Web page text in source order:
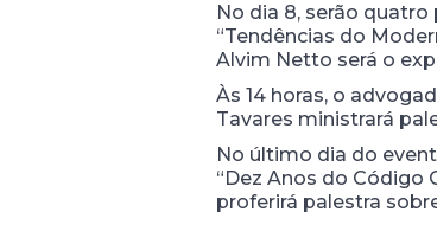
No dia 8, serão
“Tendências do
Alvim Netto será o
Às 14 horas, o
Tavares ministrará
No último dia do
“Dez Anos do Código
proferirá palestra